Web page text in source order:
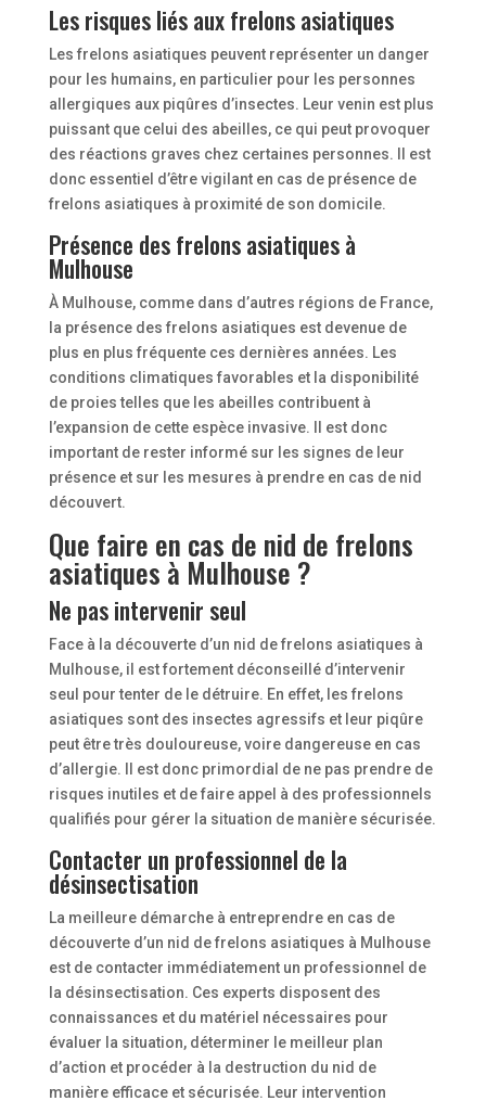
Les risques liés aux frelons asiatiques
Les frelons asiatiques peuvent représenter un danger
pour les humains, en particulier pour les personnes
allergiques aux piqûres d’insectes. Leur venin est plus
puissant que celui des abeilles, ce qui peut provoquer
des réactions graves chez certaines personnes. Il est
donc essentiel d’être vigilant en cas de présence de
frelons asiatiques à proximité de son domicile.
Présence des frelons asiatiques à
Mulhouse
À Mulhouse, comme dans d’autres régions de France,
la présence des frelons asiatiques est devenue de
plus en plus fréquente ces dernières années. Les
conditions climatiques favorables et la disponibilité
de proies telles que les abeilles contribuent à
l’expansion de cette espèce invasive. Il est donc
important de rester informé sur les signes de leur
présence et sur les mesures à prendre en cas de nid
découvert.
Que faire en cas de nid de frelons
asiatiques à Mulhouse ?
Ne pas intervenir seul
Face à la découverte d’un nid de frelons asiatiques à
Mulhouse, il est fortement déconseillé d’intervenir
seul pour tenter de le détruire. En effet, les frelons
asiatiques sont des insectes agressifs et leur piqûre
peut être très douloureuse, voire dangereuse en cas
d’allergie. Il est donc primordial de ne pas prendre de
risques inutiles et de faire appel à des professionnels
qualifiés pour gérer la situation de manière sécurisée.
Contacter un professionnel de la
désinsectisation
La meilleure démarche à entreprendre en cas de
découverte d’un nid de frelons asiatiques à Mulhouse
est de contacter immédiatement un professionnel de
la désinsectisation. Ces experts disposent des
connaissances et du matériel nécessaires pour
évaluer la situation, déterminer le meilleur plan
d’action et procéder à la destruction du nid de
manière efficace et sécurisée. Leur intervention